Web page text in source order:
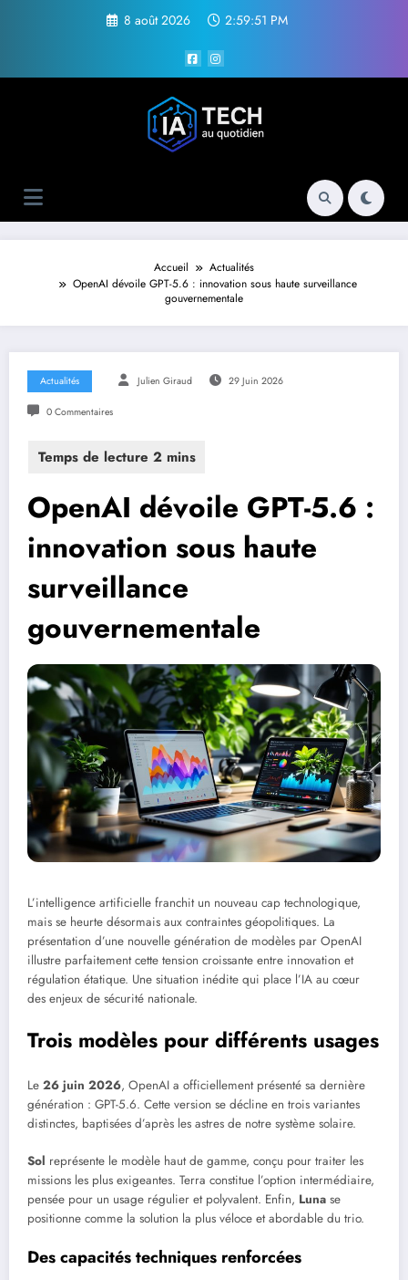
8 août 2026 2:59:52 PM
Accueil
Actualités
OpenAI dévoile GPT-5.6 : innovation sous haute surveillance
gouvernementale
Actualités Julien Giraud 29 Juin 2026
0 Commentaires
OpenAI dévoile GPT-5.6 :
innovation sous haute
surveillance
gouvernementale
L’intelligence artificielle franchit un nouveau cap technologique,
mais se heurte désormais aux contraintes géopolitiques. La
présentation d’une nouvelle génération de modèles par OpenAI
illustre parfaitement cette tension croissante entre innovation et
régulation étatique. Une situation inédite qui place l’IA au cœur
des enjeux de sécurité nationale.
Trois modèles pour différents usages
Le 26 juin 2026, OpenAI a officiellement présenté sa dernière
génération : GPT-5.6. Cette version se décline en trois variantes
distinctes, baptisées d’après les astres de notre système solaire.
Sol représente le modèle haut de gamme, conçu pour traiter les
missions les plus exigeantes. Terra constitue l’option intermédiaire,
pensée pour un usage régulier et polyvalent. Enfin, Luna se
positionne comme la solution la plus véloce et abordable du trio.
Des capacités techniques renforcées